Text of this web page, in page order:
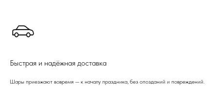
Быстрая и надёжная доставка
Шары приезжают вовремя — к началу праздника, без опозданий и повреждений.